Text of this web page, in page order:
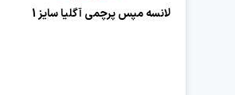
لانسه مپس پرچمی آگلیا سایز 1